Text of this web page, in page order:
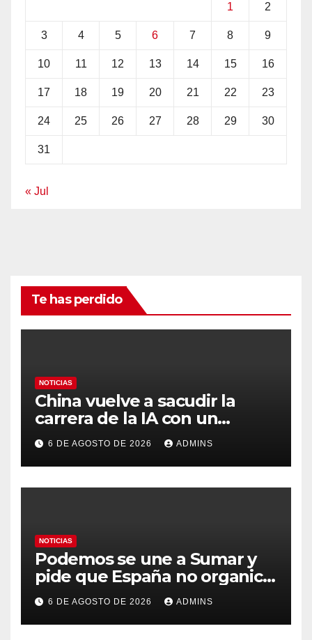
1 2
3 4 5 6 7 8 9
10 11 12 13 14 15 16
17 18 19 20 21 22 23
24 25 26 27 28 29 30
31
« Jul
Te has perdido
NOTICIAS
China vuelve a sacudir la
carrera de la IA con un
modelo capaz de trabajar
durante días sin intervención
humana
6 DE AGOSTO DE 2026 ADMINS
NOTICIAS
Podemos se une a Sumar y
pide que España no organice
el Mundial 2030 con
Marruecos por «atentar
contra la soberanía nacional»
6 DE AGOSTO DE 2026 ADMINS